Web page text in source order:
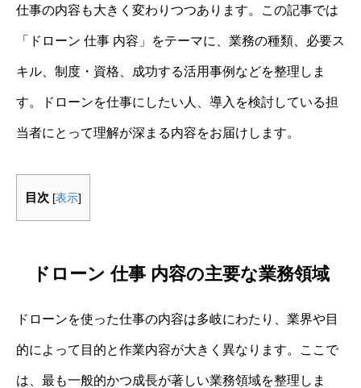
仕事の内容も大きく変わりつつあります。この記事では
「ドローン 仕事 内容」をテーマに、業務の種類、必要ス
キル、制度・資格、成功する活用事例などを整理しま
す。ドローンを仕事にしたい人、導入を検討している担
当者にとって理解が深まる内容をお届けします。
目次 [表示]
ドローン 仕事 内容の主要な業務領域
ドローンを使った仕事の内容は多岐にわたり、業界や目
的によって目的と作業内容が大きく異なります。ここで
は、最も一般的かつ成長が著しい業務領域を整理しま